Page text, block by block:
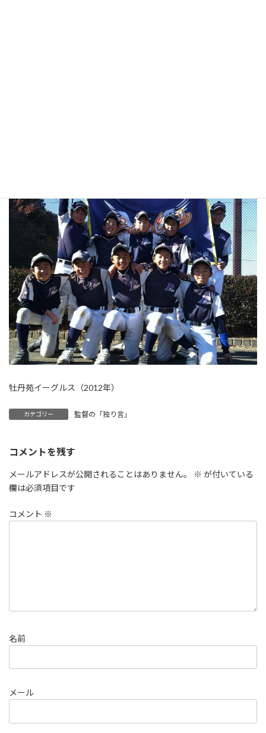
牡丹苑イーグルス（2012年）
カテゴリー 監督の「独り言」
コメントを残す
メールアドレスが公開されることはありません。 ※ が付いている
欄は必須項目です
コメント ※
名前
メール